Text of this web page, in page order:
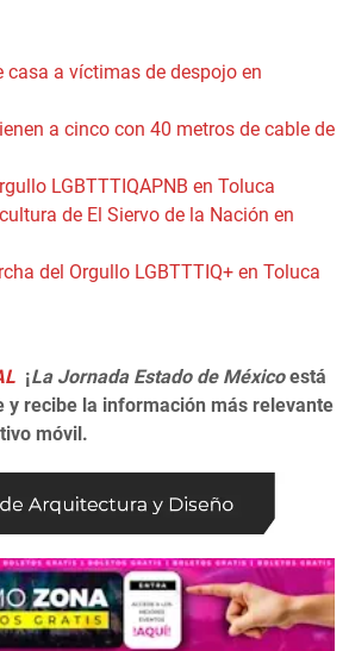
casa a víctimas de despojo en
a cinco con 40 metros de cable de
LGBTTTIQAPNB en Toluca
de El Siervo de la Nación en
del Orgullo LGBTTTIQ+ en Toluca
¡La Jornada Estado de Méxicoestá
y recibe la información más relevante
móvil.